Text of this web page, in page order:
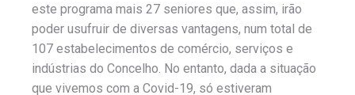
este programa mais 27 seniores que, assim, irão
poder usufruir de diversas vantagens, num total de
107 estabelecimentos de comércio, serviços e
indústrias do Concelho. No entanto, dada a situação
que vivemos com a Covid-19, só estiveram